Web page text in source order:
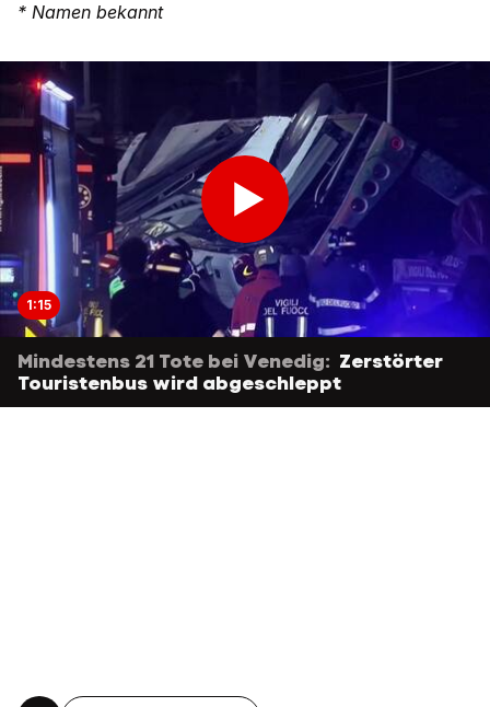
* Namen bekannt
1:15
Mindestens 21 Tote bei Venedig: Zerstörter
Touristenbus wird abgeschleppt